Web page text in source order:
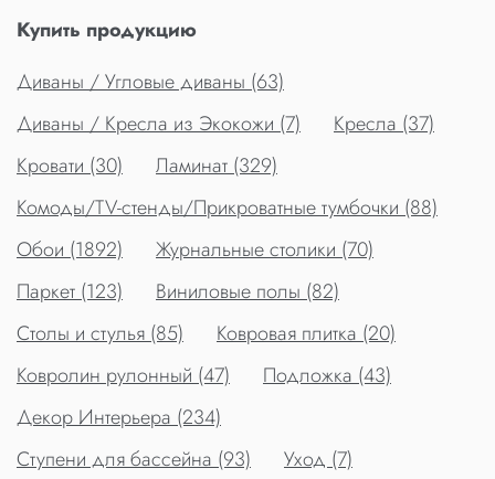
Купить продукцию
Диваны / Угловые диваны (63)
Диваны / Кресла из Экокожи (7)
Кресла (37)
Кровати (30)
Ламинат (329)
Комоды/TV-стенды/Прикроватные тумбочки (88)
Обои (1892)
Журнальные столики (70)
Паркет (123)
Виниловые полы (82)
Столы и стулья (85)
Ковровая плитка (20)
Ковролин рулонный (47)
Подложка (43)
Декор Интерьера (234)
Ступени для бассейна (93)
Уход (7)